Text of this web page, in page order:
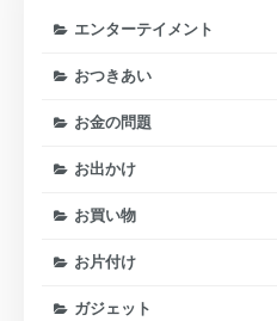
エンターテイメント
おつきあい
お金の問題
お出かけ
お買い物
お片付け
ガジェット